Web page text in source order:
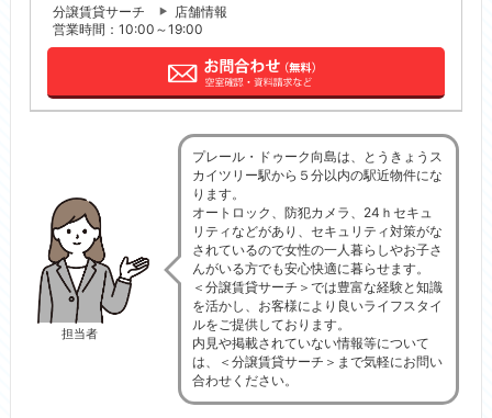
分譲賃貸サーチ
店舗情報
営業時間：10:00～19:00
担当者
プレール・ドゥーク向島は、とうきょうス
カイツリー駅から５分以内の駅近物件にな
ります。
オートロック、防犯カメラ、24ｈセキュ
リティなどがあり、セキュリティ対策がな
されているので女性の一人暮らしやお子さ
んがいる方でも安心快適に暮らせます。
＜分譲賃貸サーチ＞では豊富な経験と知識
を活かし、お客様により良いライフスタイ
ルをご提供しております。
内見や掲載されていない情報等について
は、＜分譲賃貸サーチ＞まで気軽にお問い
合わせください。